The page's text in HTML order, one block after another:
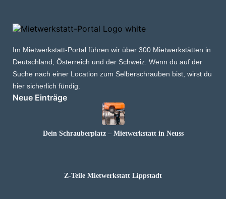
Im Mietwerkstatt-Portal führen wir über 300 Mietwerkstätten in
Deutschland, Österreich und der Schweiz. Wenn du auf der
Suche nach einer Location zum Selberschrauben bist, wirst du
hier sicherlich fündig.
Neue Einträge
Dein Schrauberplatz – Mietwerkstatt in Neuss
Z-Teile Mietwerkstatt Lippstadt